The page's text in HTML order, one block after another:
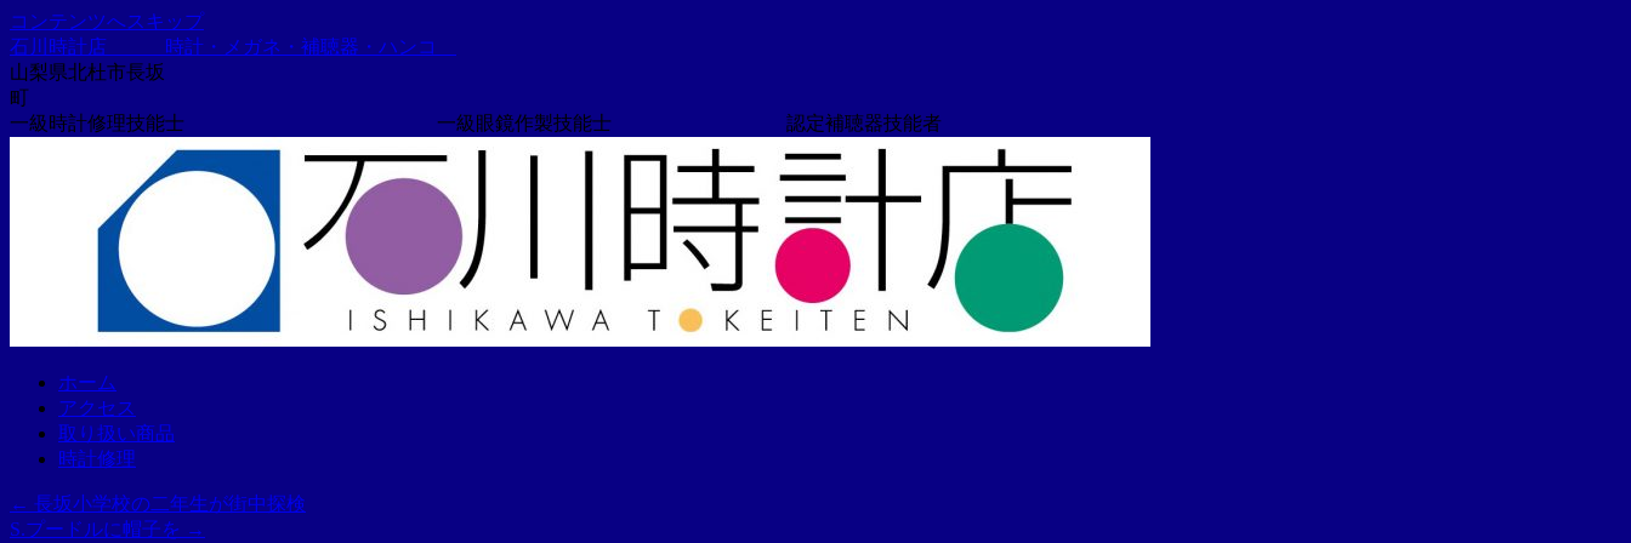
コンテンツへスキップ
石川時計店 時計・メガネ・補聴器・ハンコ
山梨県北杜市長坂
一級時計修理技能士 一級眼鏡作製技能士 認定補聴器技能者
ホーム
アクセス
取り扱い商品
時計修理
← 長坂小学校の二年生が街中探検
S.プードルに帽子を →